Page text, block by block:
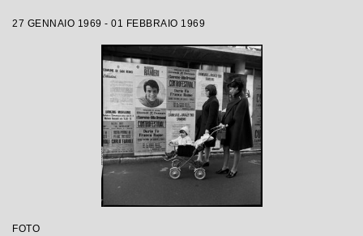
27 GENNAIO 1969 - 01 FEBBRAIO 1969
FOTO